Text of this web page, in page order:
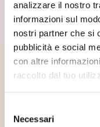
analizzare il nostro
informazioni sul
nostri partner che si
pubblicità e social
con altre
raccolto dal tuo
delNecessari